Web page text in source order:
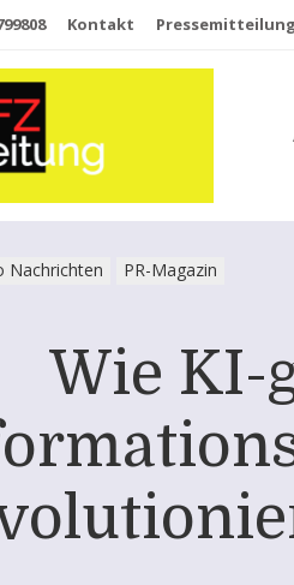
Kontakt
Nachrichten PR-Magazin
Wie KI-